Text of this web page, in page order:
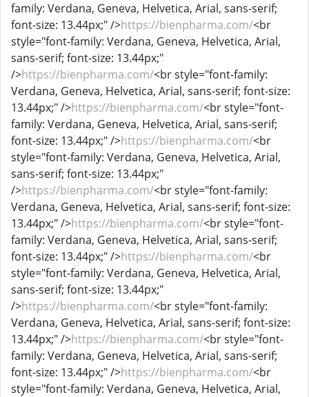
family: Verdana, Geneva, Helvetica, Arial, sans-serif;
font-size: 13.44px;" />https://bienpharma.com/<br
style="font-family: Verdana, Geneva, Helvetica, Arial,
sans-serif; font-size: 13.44px;"
/>https://bienpharma.com/<br style="font-family:
Verdana, Geneva, Helvetica, Arial, sans-serif; font-size:
13.44px;" />https://bienpharma.com/<br style="font-
family: Verdana, Geneva, Helvetica, Arial, sans-serif;
font-size: 13.44px;" />https://bienpharma.com/<br
style="font-family: Verdana, Geneva, Helvetica, Arial,
sans-serif; font-size: 13.44px;"
/>https://bienpharma.com/<br style="font-family:
Verdana, Geneva, Helvetica, Arial, sans-serif; font-size:
13.44px;" />https://bienpharma.com/<br style="font-
family: Verdana, Geneva, Helvetica, Arial, sans-serif;
font-size: 13.44px;" />https://bienpharma.com/<br
style="font-family: Verdana, Geneva, Helvetica, Arial,
sans-serif; font-size: 13.44px;"
/>https://bienpharma.com/<br style="font-family:
Verdana, Geneva, Helvetica, Arial, sans-serif; font-size:
13.44px;" />https://bienpharma.com/<br style="font-
family: Verdana, Geneva, Helvetica, Arial, sans-serif;
font-size: 13.44px;" />https://bienpharma.com/<br
style="font-family: Verdana, Geneva, Helvetica, Arial,